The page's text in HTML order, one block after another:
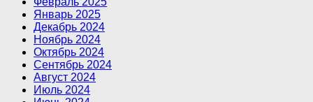
Январь 2025
Декабрь 2024
Ноябрь 2024
Октябрь 2024
Сентябрь 2024
Август 2024
Июль 2024